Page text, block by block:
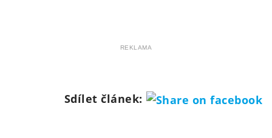
REKLAMA
Sdílet článek: